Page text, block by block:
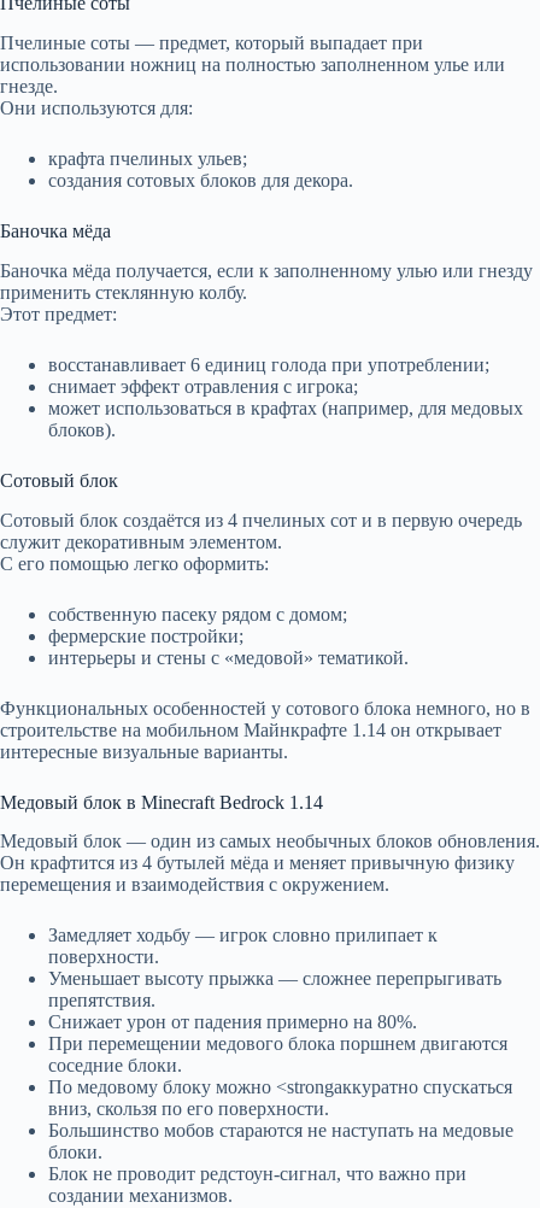
Пчелиные соты — предмет, который выпадает при
использовании ножниц на полностью заполненном улье или
гнезде.
Они используются для:
крафта пчелиных ульев;
создания сотовых блоков для декора.
Баночка мёда
Баночка мёда получается, если к заполненному улью или гнезду
применить стеклянную колбу.
Этот предмет:
восстанавливает 6 единиц голода при употреблении;
снимает эффект отравления с игрока;
может использоваться в крафтах (например, для медовых
блоков).
Сотовый блок
Сотовый блок создаётся из 4 пчелиных сот и в первую очередь
служит декоративным элементом.
С его помощью легко оформить:
собственную пасеку рядом с домом;
фермерские постройки;
интерьеры и стены с «медовой» тематикой.
Функциональных особенностей у сотового блока немного, но в
строительстве на мобильном Майнкрафте 1.14 он открывает
интересные визуальные варианты.
Медовый блок в Minecraft Bedrock 1.14
Медовый блок — один из самых необычных блоков обновления.
Он крафтится из 4 бутылей мёда и меняет привычную физику
перемещения и взаимодействия с окружением.
Замедляет ходьбу — игрок словно прилипает к
поверхности.
Уменьшает высоту прыжка — сложнее перепрыгивать
препятствия.
Снижает урон от падения примерно на 80%.
При перемещении медового блока поршнем двигаются
соседние блоки.
По медовому блоку можно <strongаккуратно спускаться
вниз, скользя по его поверхности.
Большинство мобов стараются не наступать на медовые
блоки.
Блок не проводит редстоун-сигнал, что важно при
создании механизмов.